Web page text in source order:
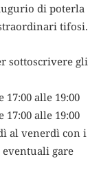
di poterla
tifosi.
sottoscrivere gli
17:00 alle 19:00
17:00 alle 19:00
al venerdì con i
gare